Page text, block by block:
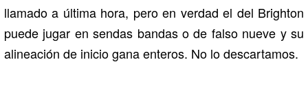
llamado a última hora, pero en verdad el del Brighton
puede jugar en sendas bandas o de falso nueve y su
alineación de inicio gana enteros. No lo descartamos.